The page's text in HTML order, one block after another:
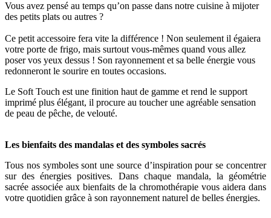
Vous avez pensé au temps qu’on passe dans notre cuisine à mijoter
des petits plats ou autres ?
Ce petit accessoire fera vite la différence ! Non seulement il égaiera
votre porte de frigo, mais surtout vous-mêmes quand vous allez
poser vos yeux dessus ! Son rayonnement et sa belle énergie vous
redonneront le sourire en toutes occasions.
Le Soft Touch est une finition haut de gamme et rend le support
imprimé plus élégant, il procure au toucher une agréable sensation
de peau de pêche, de velouté.
Les bienfaits des mandalas et des symboles sacrés
Tous nos symboles sont une source d’inspiration pour se concentrer
sur des énergies positives. Dans chaque mandala, la géométrie
sacrée associée aux bienfaits de la chromothérapie vous aidera dans
votre quotidien grâce à son rayonnement naturel de belles énergies.